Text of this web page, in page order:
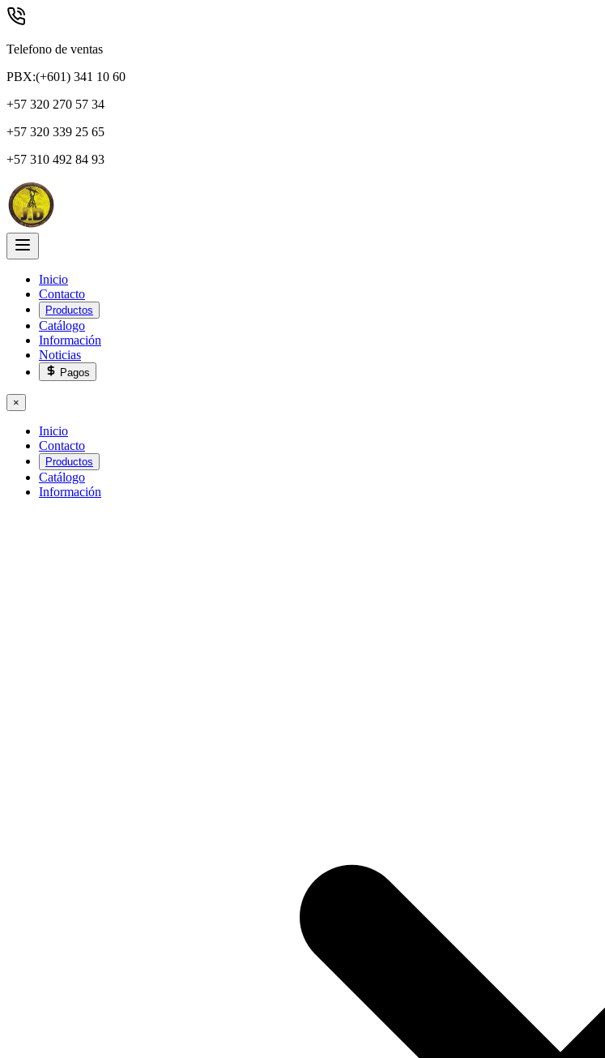
Telefono de ventas
PBX:(+601) 341 10 60
+57 320 270 57 34
+57 320 339 25 65
+57 310 492 84 93
Inicio
Contacto
Productos
Catálogo
Información
Noticias
Pagos
×
Inicio
Contacto
Productos
Catálogo
Información